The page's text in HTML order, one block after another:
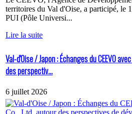
territoires du Val d'Oise, a participé, le
PUI (Pôle Universi...
Lire la suite
Val-d'Oise / Japon : Échanges du CEEVO
des perspectiv...
6 juillet 2026